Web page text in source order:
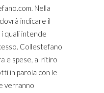
Nella
indicare il
quali intende
Collestefano
e spese, al ritiro
in parola con le
verranno